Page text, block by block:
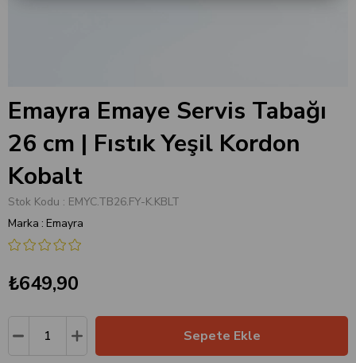
Emayra Emaye Servis Tabağı
26 cm | Fıstık Yeşil Kordon
Kobalt
Stok Kodu
EMYC.TB26.FY-K.KBLT
Marka : Emayra
₺649,90